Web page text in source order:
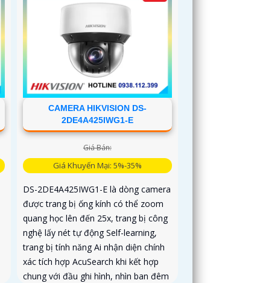
CAMERA HIKVISION DS-
2DE4A425IWG1-E
Giá Bán:
Giá Khuyến Mại: 5%-35%
DS-2DE4A425IWG1-E là dòng camera
được trang bị ống kính có thể zoom
quang học lên đến 25x, trang bị công
nghệ lấy nét tự động Self-learning,
trang bị tính năng Ai nhận diện chính
xác tích hợp AcuSearch khi kết hợp
chung với đầu ghi hình, nhìn ban đêm